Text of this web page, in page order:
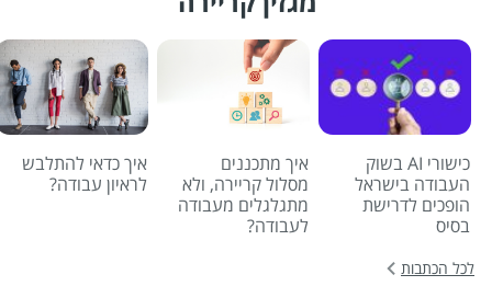
כישורי AI בשוק
העבודה בישראל
הופכים לדרישת
בסיס
איך מתכננים
מסלול קריירה, ולא
מתגלגלים מעבודה
לעבודה?
איך כדאי להתלבש
לראיון עבודה?
לכל הכתבות